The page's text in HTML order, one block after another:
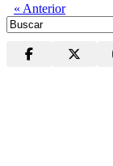
« Anterior